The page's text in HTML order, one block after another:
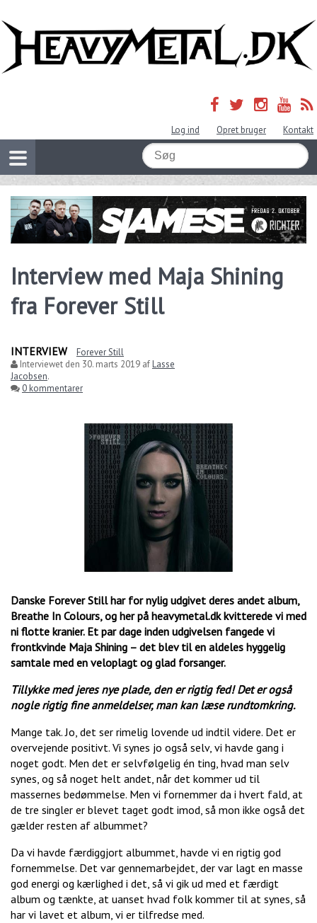
Log ind Opret bruger Kontakt
Interview med Maja Shining
fra Forever Still
INTERVIEW
Forever Still
Interviewet den 30. marts 2019 afLasse
Jacobsen.
0 kommentarer
Danske Forever Still har for nylig udgivet deres andet album,
Breathe In Colours, og her på heavymetal.dk kvitterede vi med
ni flotte kranier. Et par dage inden udgivelsen fangede vi
frontkvinde Maja Shining – det blev til en aldeles hyggelig
samtale med en veloplagt og glad forsanger.
Tillykke med jeres nye plade, den er rigtig fed! Det er også
nogle rigtig fine anmeldelser, man kan læse rundtomkring.
Mange tak. Jo, det ser rimelig lovende ud indtil videre. Det er
overvejende positivt. Vi synes jo også selv, vi havde gang i
noget godt. Men det er selvfølgelig én ting, hvad man selv
synes, og så noget helt andet, når det kommer ud til
massernes bedømmelse. Men vi fornemmer da i hvert fald, at
de tre singler er blevet taget godt imod, så mon ikke også det
gælder resten af albummet?
Da vi havde færdiggjort albummet, havde vi en rigtig god
fornemmelse. Det var gennemarbejdet, der var lagt en masse
god energi og kærlighed i det, så vi gik ud med et færdigt
album og tænkte, at uanset hvad folk kommer til at synes, så
har vi lavet et album, vi er tilfredse med.